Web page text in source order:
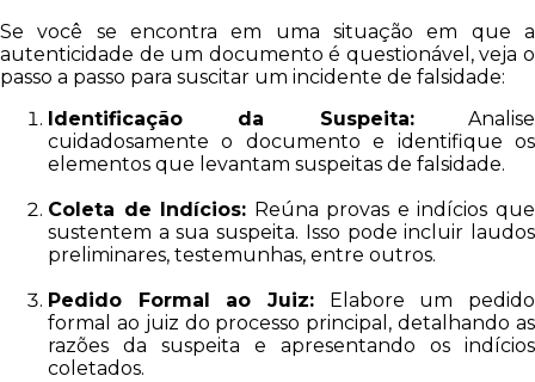
Se você se encontra em uma situação em que a
autenticidade de um documento é questionável, veja o
passo a passo para suscitar um incidente de falsidade:
Identificação da Suspeita:Analise
cuidadosamente o documento e identifique os
elementos que levantam suspeitas de falsidade.
Coleta de Indícios: Reúna provas e indícios que
sustentem a sua suspeita. Isso pode incluir laudos
preliminares, testemunhas, entre outros.
Pedido Formal ao Juiz: Elabore um pedido
formal ao juiz do processo principal, detalhando as
razões da suspeita e apresentando os indícios
coletados.